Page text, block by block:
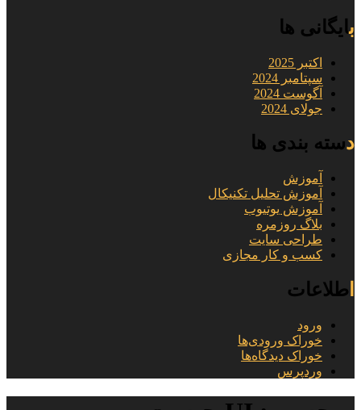
بایگانی ها
اکتبر 2025
سپتامبر 2024
آگوست 2024
جولای 2024
دسته بندی ها
آموزش
آموزش تحلیل تکنیکال
آموزش یوتیوب
بلاگ روزمره
طراحی سایت
کسب و کار مجازی
اطلاعات
ورود
خوراک ورودی‌ها
خوراک دیدگاه‌ها
وردپرس